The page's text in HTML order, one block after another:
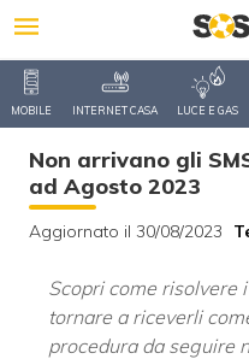
MOBILE INTERNET CASA LUCE E GAS
Non arrivano gli
ad Agosto 2023
Aggiornato il 30/08/2023
Scopri come risolvere
tornare a riceverli
procedura da seguire